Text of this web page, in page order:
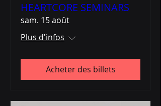
HEARTCORE SEMINARS
sam. 15 août
Plus d'infos
Acheter des billets